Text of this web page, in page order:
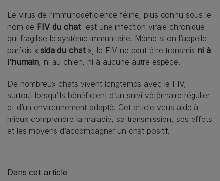
Le virus de l’immunodéficience féline, plus connu sous le
nom de FIV du chat , est une infection virale chronique
qui fragilise le système immunitaire. Même si on l’appelle
parfois « sida du chat », le FIV ne peut être transmis ni à
l’humain , ni au chien, ni à aucune autre espèce.
De nombreux chats vivent longtemps avec le FIV,
surtout lorsqu’ils bénéficient d’un suivi vétérinaire régulier
et d’un environnement adapté. Cet article vous aide à
mieux comprendre la maladie, sa transmission, ses effets
et les moyens d’accompagner un chat positif.
Dans cet article